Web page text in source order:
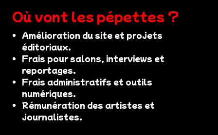
Où vont les pépettes ?
Amélioration du site et projets
éditoriaux.
Frais pour salons, interviews et
reportages.
Frais administratifs et outils
numériques.
Rémunération des artistes et
journalistes.